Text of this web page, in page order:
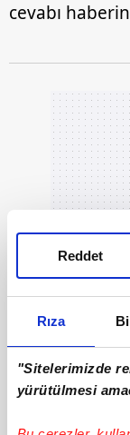
Rıza
"Sitelerimizde
yürütülmesi
Reddet
cevabı